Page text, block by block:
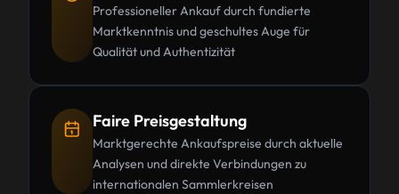
Professioneller Ankauf durch fundierte
Marktkenntnis und geschultes Auge für
Qualität und Authentizität
Faire Preisgestaltung
Marktgerechte Ankaufspreise durch aktuelle
Analysen und direkte Verbindungen zu
internationalen Sammlerkreisen